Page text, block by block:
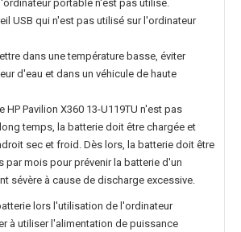
portable n'est pas utilisé.
USB qui n'est pas utilisé sur l'ordinateur
dans une température basse, éviter
d'eau et dans un véhicule de haute
HP Pavilion X360 13-U119TU n'est pas
temps, la batterie doit être chargée et
sec et froid. Dès lors, la batterie doit être
par mois pour prévenir la batterie d'un
sévère à cause de discharge excessive.
lors l'utilisation de l'ordinateur
à utiliser l'alimentation de puissance